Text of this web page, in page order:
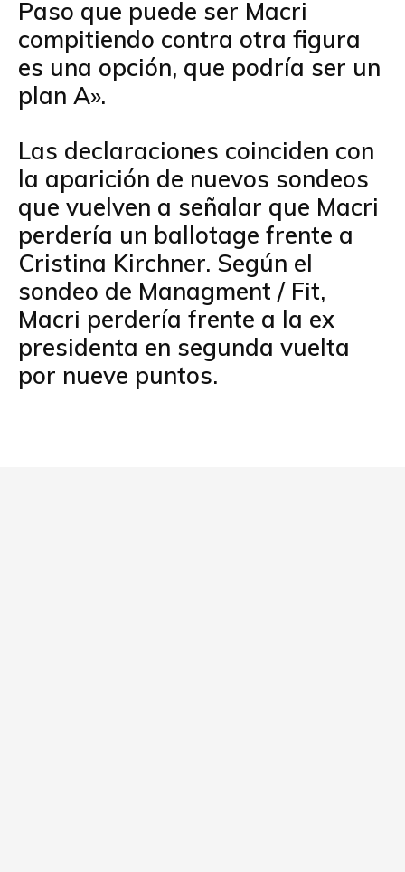
Paso que puede ser Macri
compitiendo contra otra figura
es una opción, que podría ser un
plan A».
Las declaraciones coinciden con
la aparición de nuevos sondeos
que vuelven a señalar que Macri
perdería un ballotage frente a
Cristina Kirchner. Según el
sondeo de Managment / Fit,
Macri perdería frente a la ex
presidenta en segunda vuelta
por nueve puntos.